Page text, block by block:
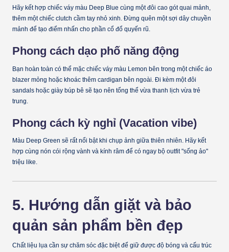
Hãy kết hợp chiếc váy màu Deep Blue cùng một đôi cao gót quai mảnh,
thêm một chiếc clutch cầm tay nhỏ xinh. Đừng quên một sợi dây chuyền
mảnh để tạo điểm nhấn cho phần cổ đổ quyến rũ.
Phong cách dạo phố năng động
Bạn hoàn toàn có thể mặc chiếc váy màu Lemon bên trong một chiếc áo
blazer mỏng hoặc khoác thêm cardigan bên ngoài. Đi kèm một đôi
sandals hoặc giày búp bê sẽ tạo nên tổng thể vừa thanh lịch vừa trẻ
trung.
Phong cách kỳ nghỉ (Vacation vibe)
Màu Deep Green sẽ rất nổi bật khi chụp ảnh giữa thiên nhiên. Hãy kết
hợp cùng nón cói rộng vành và kính râm để có ngay bộ outfit "sống ảo"
triệu like.
5. Hướng dẫn giặt và bảo
quản sản phẩm bền đẹp
Chất liệu lụa cần sự chăm sóc đặc biệt để giữ được độ bóng và cấu trúc